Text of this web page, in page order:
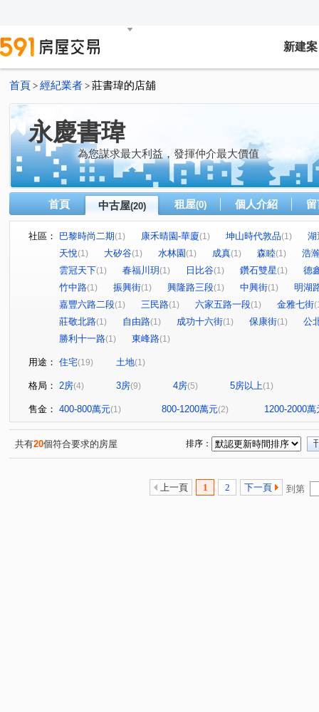
新建案
首頁 > 經紀業者 > 莊書瑋的店舖
永慶書瑋
為您謀求最大利益，發揮仲介最大價值
首頁 中古屋(20) 租屋(0) 個人介紹
社區： 巴黎時尚二期(1) 康禾晴園-華廈(1) 坤山時代敦品(1)
湖
天悅(1) 大矽谷(1) 水林園(1) 成真(1) 森睦(1)
浩
雲冠天下(1) 春福川玥(1) 日比谷(1) 鑽石雙星(1)
德
竹中路(1) 振興街(1) 興隆路三段(1) 中興街(1)
明湖
嘉豐六路二段(1) 三民路(1) 六家五路一段(1) 金雅七街
莊敬北路(1) 自由路(1) 成功十六街(1) 保康街(1)
公
勝利十一路(1) 東峰路(1)
用途： 住宅(19) 土地(1)
格局： 2房(4) 3房(9) 4房(5) 5房以上(1)
售金： 400-800萬元(1) 800-1200萬元(2) 1200-2000萬
共有20個符合要求的房屋 排序：
上一頁 1 2 下一頁 到第